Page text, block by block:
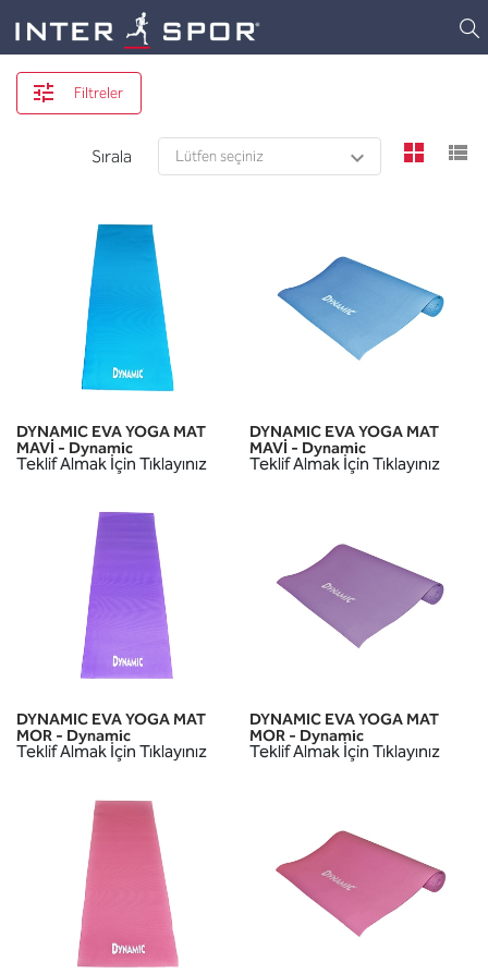
Filtreler
Sırala
DYNAMIC EVA YOGA MAT
MAVİ - Dynamic
Teklif Almak İçin Tıklayınız
DYNAMIC EVA YOGA MAT
MAVİ - Dynamic
Teklif Almak İçin Tıklayınız
DYNAMIC EVA YOGA MAT
MOR - Dynamic
Teklif Almak İçin Tıklayınız
DYNAMIC EVA YOGA MAT
MOR - Dynamic
Teklif Almak İçin Tıklayınız